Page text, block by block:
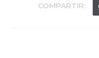
COMPARTIR: